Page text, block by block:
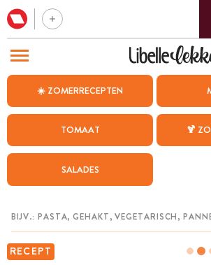
☀️ ZOMERRECEPTEN
TOMAAT 🍹
SALADES
RECEPT
BEZOEK ONZE ANDERE WEBSITES
WEEKMENU
CHAT MET MAIA
MIJN BEWAARDE RECEPTEN